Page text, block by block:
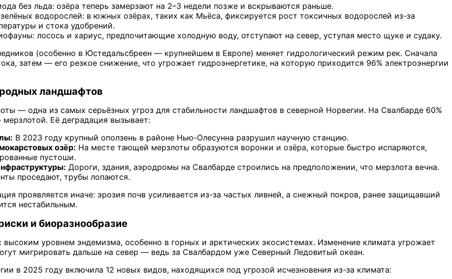
без льда: озёра теперь замерзают на 2–3 недели позже и вскрываются раньше.
водорослей: в южных озёрах, таких как Мьёса, фиксируется рост токсичных водорослей из-за
и стока удобрений.
лосось и хариус, предпочитающие холодную воду, отступают на север, уступая место щуке и судаку.
(особенно в Юстедальсбреен — крупнейшем в Европе) меняет гидрологический режим рек. Сначала
затем — его резкое снижение, что угрожает гидроэнергетике, на которую приходится 96% электроэнергии
ландшафтов
— одна из самых серьёзных угроз для стабильности ландшафтов в северной Норвегии. На Свалбарде 60%
Её деградация вызывает:
В 2023 году крупный оползень в районе Нью-Олесунна разрушил научную станцию.
озёр: На месте тающей мерзлоты образуются воронки и озёра, которые быстро испаряются,
пустоши.
Дороги, здания, аэродромы на Свалбарде строились на предположении, что мерзлота вечна.
проседают, трубы лопаются.
проявляется иначе: эрозия почв усиливается из-за частых ливней, а снежный покров, ранее защищавший
нестабильным.
и биоразнообразие
уровнем эндемизма, особенно в горных и арктических экосистемах. Изменение климата угрожает
мигрировать дальше на север — ведь за Свалбардом уже Северный Ледовитый океан.
в 2025 году включила 12 новых видов, находящихся под угрозой исчезновения из-за климата: